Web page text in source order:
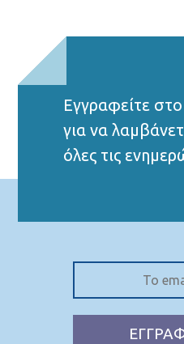
Εγγραφείτε
για να
όλες τις